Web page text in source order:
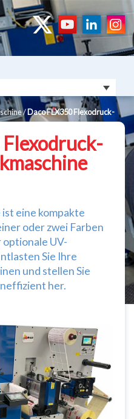
/Daco FLX350 Flexodruck-
eine kompakte
oder zwei Farben
UV-
Sie Ihre
und stellen Sie
her.